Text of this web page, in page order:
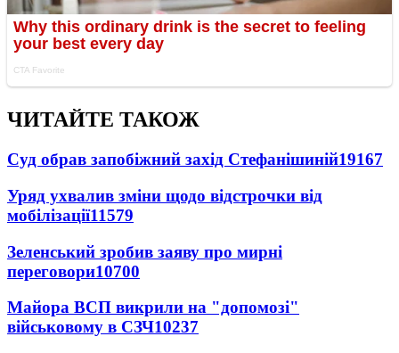
ЧИТАЙТЕ ТАКОЖ
Суд обрав запобіжний захід Стефанішиній19167
Уряд ухвалив зміни щодо відстрочки від
мобілізації11579
Зеленський зробив заяву про мирні
переговори10700
Майора ВСП викрили на "допомозі"
військовому в СЗЧ10237